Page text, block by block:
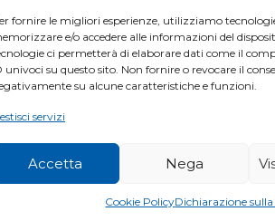
fornire le migliori esperienze, utilizziamo
e/o accedere alle informazioni del
ci permetterà di elaborare dati come il
univoci su questo sito. Non fornire o revocare il
su alcune caratteristiche e funzioni.
servizi
Accetta Nega
Cookie PolicyDichiarazione